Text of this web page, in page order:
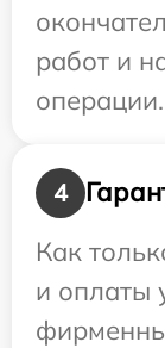
работ и
операции.
4
Как
и оплаты